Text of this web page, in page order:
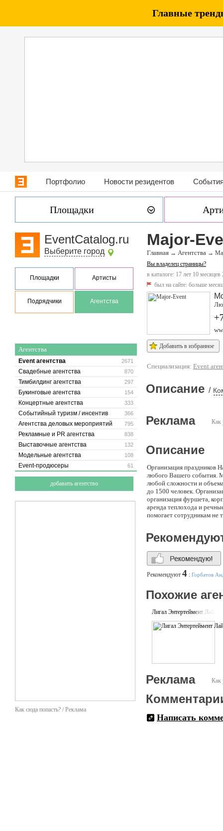
Главные
Портфолио Новости резидентов
Площадки
EventCatalog.ru
Выберите город
Площадки Артисты
Подрядчики Агентства
Агентства
2671
Event агентства
870
Свадебные агентства
297
Тимбилдинг агентства
154
Букинговые агентства
333
Концертные агентства
366
Событийный туризм / инсентив
795
Агентства деловых мероприятий
838
Рекламные и PR агентства
132
Выставочные агентства
108
Модельные агентства
61
Event-продюсеры
добавить агентство
Как сюда попасть? / Реклама
Major-
Главная → Агентства →
Вы владелец страницы?
в каталоге: 17 лет 10 месяцев
был на сайте: больше
Добавить в избранное
Специализация: Event
Описание /
Как
Реклама
Описание
Организация праздников
любого Вашего события.
любой сложности и
до 1500 человек.
организация фуршета,
аренда теплохода и
помогает сотрудникам не
Рекомендуют 4 : Горбатов
Похожие
Лигал Энтертеймент
Как
Реклама
Написать